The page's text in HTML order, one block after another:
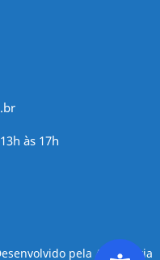
às 17h
pela Assessoria